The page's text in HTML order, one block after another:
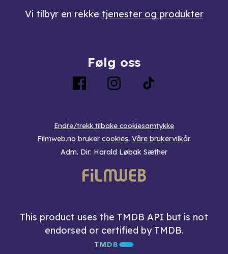
Vi tilbyr en rekke tjenester og produkter
Følg oss
Endre/trekk tilbake cookiesamtykke
Filmweb.no bruker cookies. Våre brukervilkår.
Adm. Dir: Harald Løbak Sæther
This product uses the TMDB API but is not
endorsed or certified by TMDB.